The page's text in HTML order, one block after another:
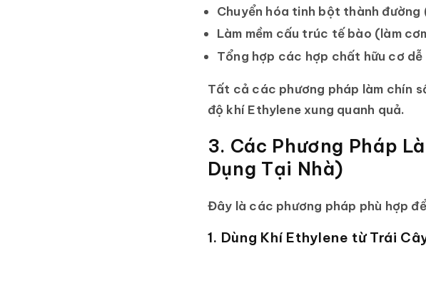
Chuyển hóa tinh bột thành
Làm mềm cấu trúc tế bào (làm
Tổng hợp các hợp chất hữu cơ
Tất cả các phương pháp làm chín
độ khí Ethylene xung quanh quả.
3. Các Phương Pháp
Dụng Tại Nhà)
Đây là các phương pháp phù hợp
1. Dùng Khí Ethylene từ Trái